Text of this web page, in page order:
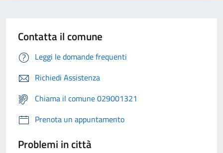
Contatta il comune
Leggi le domande frequenti
Richiedi Assistenza
Chiama il comune 029001321
Prenota un appuntamento
Problemi in città